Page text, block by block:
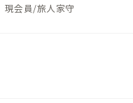
現会員/旅人家守